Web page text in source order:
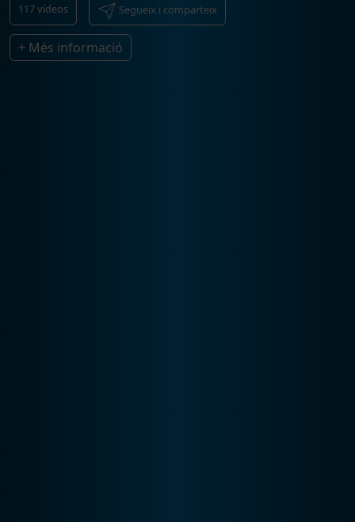
117vídeos Segueix i comparteix
+ Més informació